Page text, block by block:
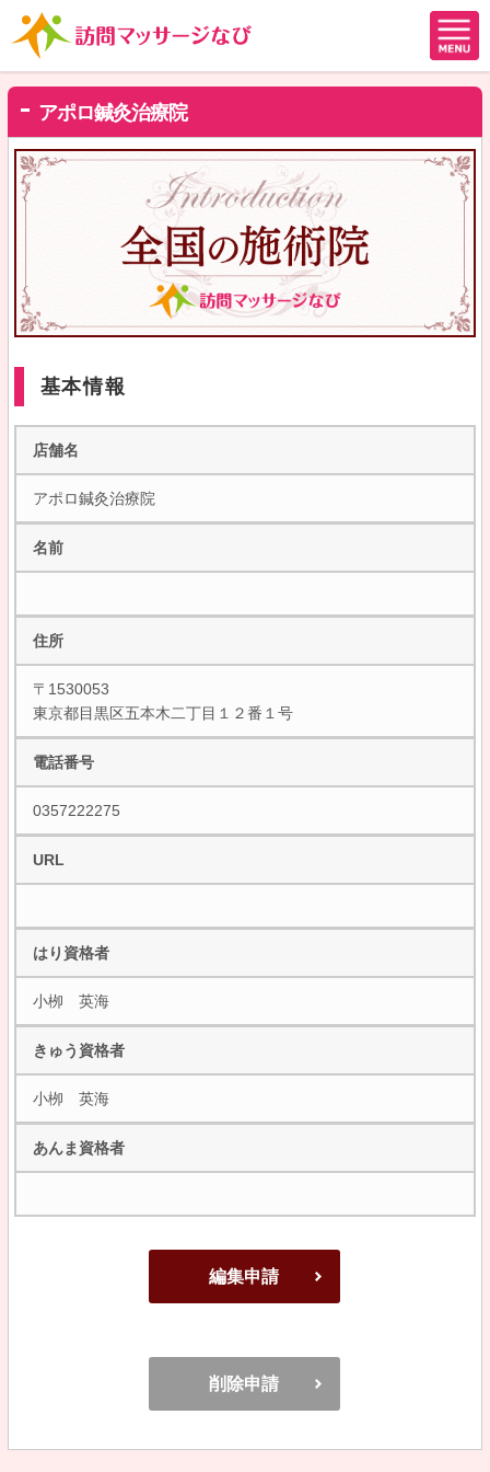
アポロ鍼灸治療院
基本情報
店舗名
アポロ鍼灸治療院
名前
住所
〒1530053
東京都目黒区五本木二丁目１２番１号
電話番号
0357222275
URL
はり資格者
小栁 英海
きゅう資格者
小栁 英海
あんま資格者
編集申請
削除申請